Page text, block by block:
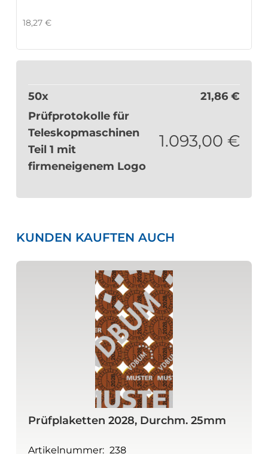
18,27 €
50x 21,86€
Prüfprotokolle für
Teleskopmaschinen
Teil 1 mit
firmeneigenem Logo
1.093,00€
KUNDEN KAUFTEN AUCH
Prüfplaketten 2028, Durchm. 25mm
Artikelnummer: 238